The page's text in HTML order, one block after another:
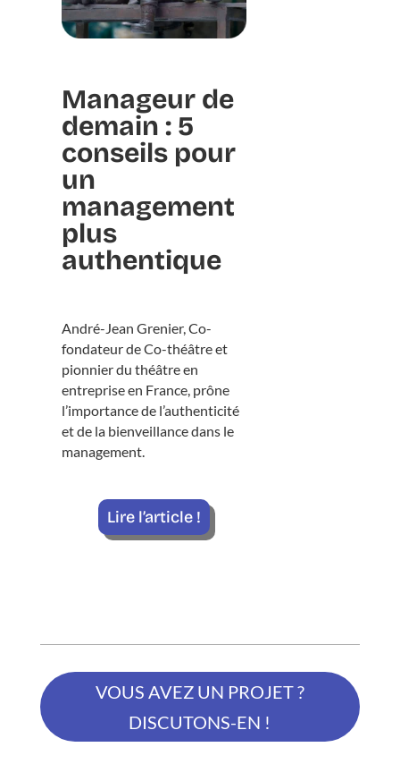
Manageur de
demain : 5
conseils pour
un
management
plus
authentique
André-Jean Grenier, Co-
fondateur de Co-théâtre et
pionnier du théâtre en
entreprise en France, prône
l’importance de l’authenticité
et de la bienveillance dans le
management.
Lire l’article !
VOUS AVEZ UN PROJET ?
DISCUTONS-EN !